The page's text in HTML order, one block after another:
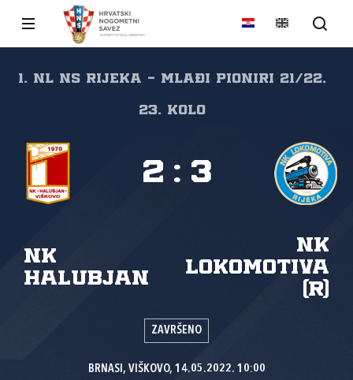
1. NL NS Rijeka - mlađi pioniri 21/22,
23. kolo
NK
Halubjan
NK
Lokomotiva
(R)
2 : 3
ZAVRŠENO
BRNASI, VIŠKOVO, 14.05.2022. 10:00